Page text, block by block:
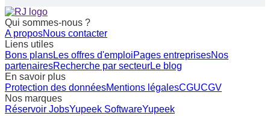
Qui sommes-nous ?
A proposNous contacter
Liens utiles
Bons plansLes offres d'emploiPages entreprisesNos
partenairesRecherche par secteurLe blog
En savoir plus
Protection des donnéesMentions légalesCGUCGV
Nos marques
Réservoir JobsYupeek SoftwareYupeek